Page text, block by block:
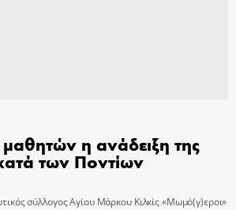
η ανάδειξη της
των Ποντίων
σύλλογος Αγίου Μάρκου Κιλκίς «Μωμό(γ)εροι»